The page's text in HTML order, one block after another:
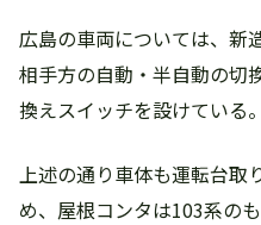
広島の車両については、新
相手方の自動・半自動の切
換えスイッチを設けている。
上述の通り車体も運転台
め、屋根コンタは103系の